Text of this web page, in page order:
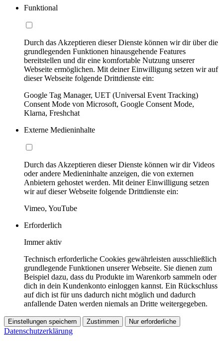
Funktional
Durch das Akzeptieren dieser Dienste können wir dir über die
grundlegenden Funktionen hinausgehende Features
bereitstellen und dir eine komfortable Nutzung unserer
Webseite ermöglichen. Mit deiner Einwilligung setzen wir auf
dieser Webseite folgende Drittdienste ein:
Google Tag Manager, UET (Universal Event Tracking)
Consent Mode von Microsoft, Google Consent Mode,
Klarna, Freshchat
Externe Medieninhalte
Durch das Akzeptieren dieser Dienste können wir dir Videos
oder andere Medieninhalte anzeigen, die von externen
Anbietern gehostet werden. Mit deiner Einwilligung setzen
wir auf dieser Webseite folgende Drittdienste ein:
Vimeo, YouTube
Erforderlich
Immer aktiv
Technisch erforderliche Cookies gewährleisten ausschließlich
grundlegende Funktionen unserer Webseite. Sie dienen zum
Beispiel dazu, dass du Produkte im Warenkorb sammeln oder
dich in dein Kundenkonto einloggen kannst. Ein Rückschluss
auf dich ist für uns dadurch nicht möglich und dadurch
anfallende Daten werden niemals an Dritte weitergegeben.
Einstellungen speichern Zustimmen Nur erforderliche
Datenschutzerklärung